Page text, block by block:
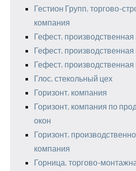
Гестион Групп, торгово-
компания
Гефест,
Гефест,
Гефест,
Глос, стекольный цех
Горизонт, компания
Горизонт, компания по
окон
Горизонт,
компания
Горница, торгово-